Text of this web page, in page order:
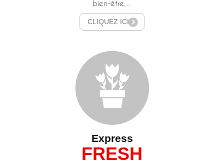
bien-être…
CLIQUEZ ICI
Express
FRESH